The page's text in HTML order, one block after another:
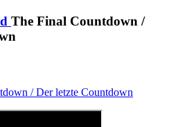
The Final Countdown /